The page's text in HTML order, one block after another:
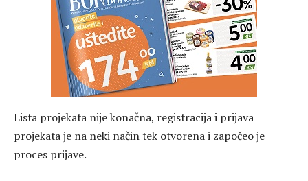
Lista projekata nije konačna, registracija i prijava
projekata je na neki način tek otvorena i započeo je
proces prijave.